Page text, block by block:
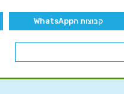
קבוצות הWhatsApp